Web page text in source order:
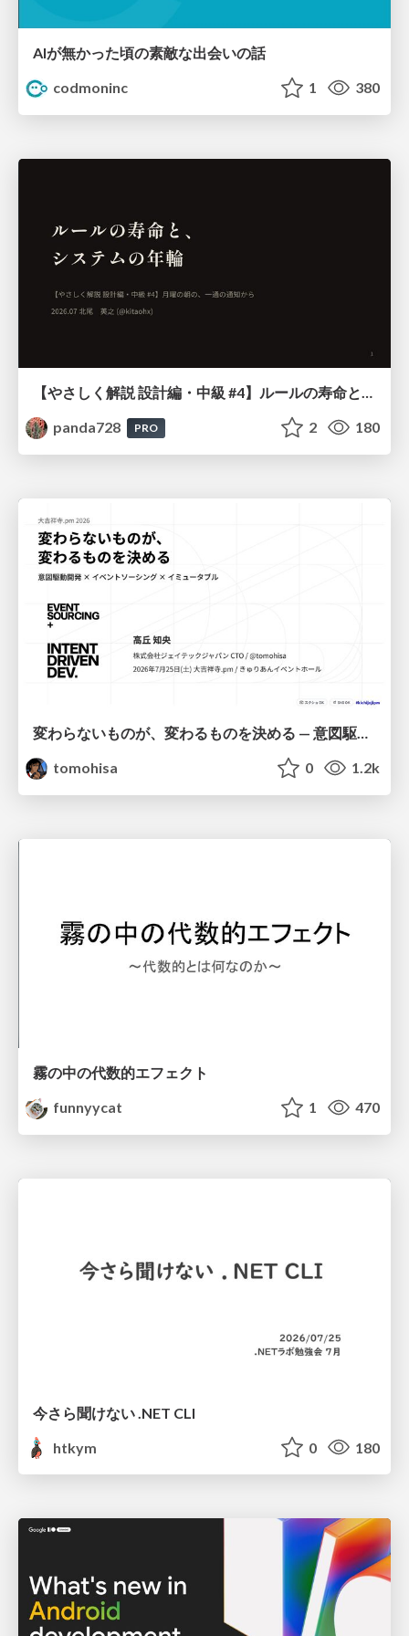
AIが無かった頃の素敵な出会いの話
codmoninc
1 380
【やさしく解説 設計編・中級 #4】ルールの寿命と、システムの年輪
panda728
PRO 2 180
tomohisa
0 1.2k
霧の中の代数的エフェクト
funnyycat
1 470
今さら聞けない .NET CLI
htkym
0 180